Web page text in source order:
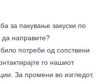
за пакување закуски по
направите?
потреби од сопствени
го нашиот
За промени во изгледот,